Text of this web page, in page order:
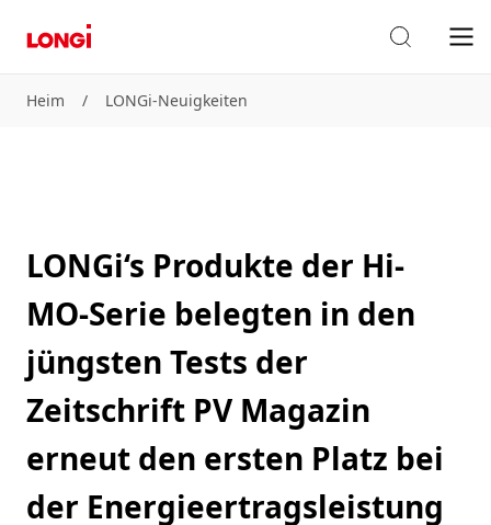
Heim / LONGi-Neuigkeiten
LONGi‘s Produkte der Hi-
MO-Serie belegten in den
jüngsten Tests der
Zeitschrift PV Magazin
erneut den ersten Platz bei
der Energieertragsleistung